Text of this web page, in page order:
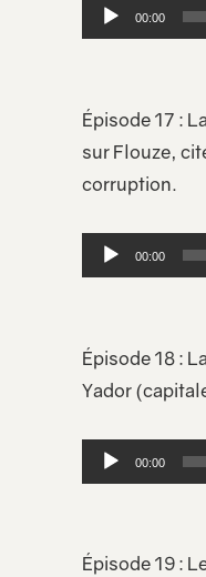
Lecteur
audio
00:00
Épisode 17 :
sur Flouze,
corruption.
Lecteur
audio
00:00
Épisode 18 :
Yador
Lecteur
audio
00:00
Épisode 19 :